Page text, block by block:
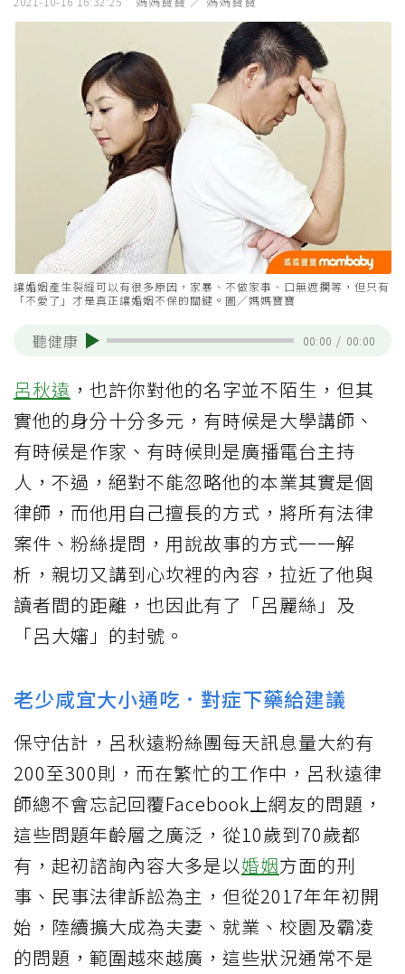
讓婚姻產生裂縫可以有很多原因，家暴、不做家事、口無遮攔等，但只有
「不愛了」才是真正讓婚姻不保的關鍵。圖／媽媽寶寶
聽健康 00:00 / 00:00
呂秋遠 ，也許你對他的名字並不陌生，但其
實他的身分十分多元，有時候是大學講師、
有時候是作家、有時候則是廣播電台主持
人，不過，絕對不能忽略他的本業其實是個
律師，而他用自己擅長的方式，將所有法律
案件、粉絲提問，用說故事的方式一一解
析，親切又講到心坎裡的內容，拉近了他與
讀者間的距離，也因此有了「呂麗絲」及
「呂大嬸」的封號。
老少咸宜大小通吃．對症下藥給建議
保守估計，呂秋遠粉絲團每天訊息量大約有
200至300則，而在繁忙的工作中，呂秋遠律
師總不會忘記回覆Facebook上網友的問題，
這些問題年齡層之廣泛，從10歲到70歲都
有，起初諮詢內容大多是以婚姻方面的刑
事、民事法律訴訟為主，但從2017年年初開
始，陸續擴大成為夫妻、就業、校園及霸凌
的問題，範圍越來越廣，這些狀況通常不是